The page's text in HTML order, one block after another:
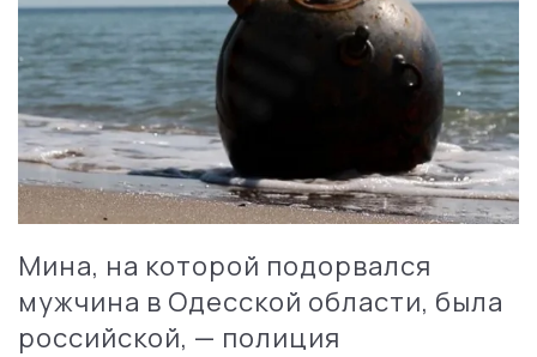
Мина, на которой подорвался
мужчина в Одесской области, была
российской, — полиция